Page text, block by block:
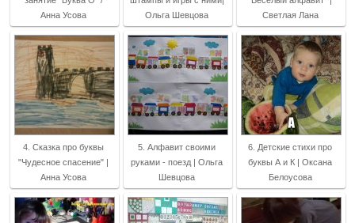
Анна Усова
Ольга Шевцова
Светлая Лана
4. Сказка про буквы
"Чудесное спасение" |
Анна Усова
5. Алфавит своими
руками - поезд | Ольга
Шевцова
6. Детские стихи про
буквы А и К | Оксана
Белоусова